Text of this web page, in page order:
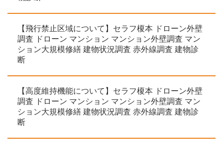
【飛行禁止区域について】セラフ榎本 ドローン外壁
調査 ドローン マンション マンション外壁調査 マン
ション大規模修繕 建物状況調査 赤外線調査 建物診
断
【高度維持機能について】セラフ榎本 ドローン外壁
調査 ドローン マンション マンション外壁調査 マン
ション大規模修繕 建物状況調査 赤外線調査 建物診
断